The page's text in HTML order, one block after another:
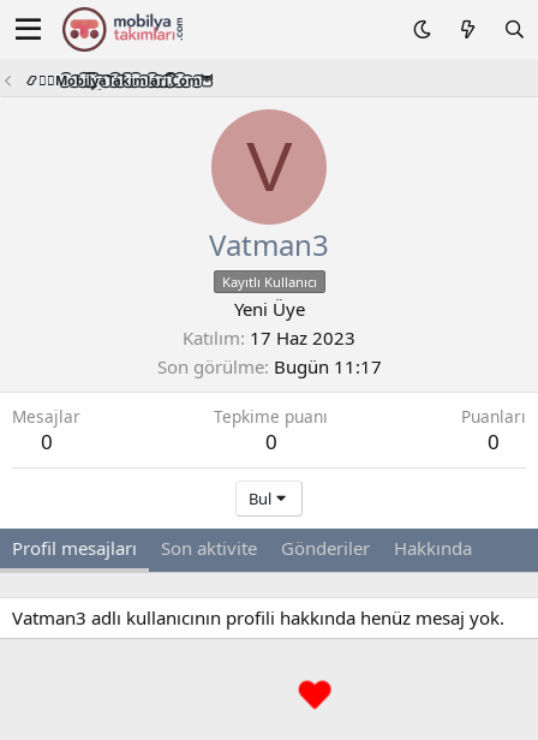
📿🧙‍♂️M͜͡o͜͡b͜͡i͜͡l͜͡y͜͡a͜͡T͜͡a͜͡k͜͡i͜͡m͜͡l͜͡a͜͡r͜͡i͜͡.͜͡C͜͡o͜͡m͜͡🦉
V
Vatman3
Kayıtlı Kullanıcı
Yeni Üye
Katılım 17 Haz 2023
Son görülme Bugün 11:17
Mesajlar
0
Tepkime puanı
0
Puanları
0
Bul
Profil mesajları Son aktivite Gönderiler Hakkında
Vatman3 adlı kullanıcının profili hakkında henüz mesaj yok.